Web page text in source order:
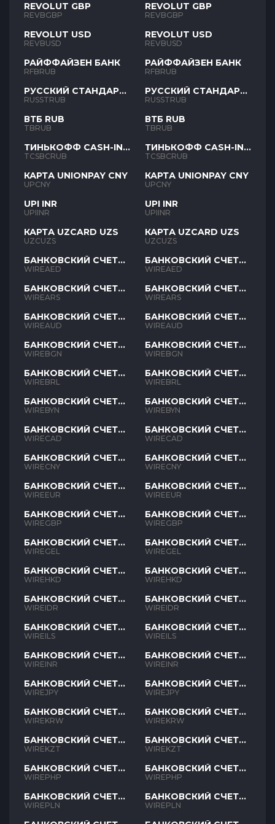
REVOLUT GBP
REVBGBP
REVOLUT USD
REVBUSD
РАЙФФАЙЗЕН БАНК
RFBRUB
РУССКИЙ СТАНДАРТ
RUB
RUSSTRUB
ВТБ RUB
TBRUB
ТИНЬКОФФ CASH-IN
RUB
TCSBCRUB
КАРТА UNIONPAY CNY
UPCNY
UPI INR
UPIINR
КАРТА UZCARD UZS
UZCUZS
БАНКОВСКИЙ СЧЕТ
AED
WIREAED
БАНКОВСКИЙ СЧЕТ
ARS
WIREARS
БАНКОВСКИЙ СЧЕТ
AUD
WIREAUD
БАНКОВСКИЙ СЧЕТ
BGN
WIREBGN
БАНКОВСКИЙ СЧЕТ
BRL
WIREBRL
БАНКОВСКИЙ СЧЕТ
BYN
WIREBYN
БАНКОВСКИЙ СЧЕТ
CAD
WIRECAD
БАНКОВСКИЙ СЧЕТ
CNY
WIRECNY
БАНКОВСКИЙ СЧЕТ
EUR
WIREEUR
БАНКОВСКИЙ СЧЕТ
GBP
WIREGBP
БАНКОВСКИЙ СЧЕТ
GEL
WIREGEL
БАНКОВСКИЙ СЧЕТ
HKD
WIREHKD
БАНКОВСКИЙ СЧЕТ
IDR
WIREIDR
БАНКОВСКИЙ СЧЕТ
ILS
WIREILS
БАНКОВСКИЙ СЧЕТ
INR
WIREINR
БАНКОВСКИЙ СЧЕТ
JPY
WIREJPY
БАНКОВСКИЙ СЧЕТ
KRW
WIREKRW
БАНКОВСКИЙ СЧЕТ
KZT
WIREKZT
БАНКОВСКИЙ СЧЕТ
PHP
WIREPHP
БАНКОВСКИЙ СЧЕТ
PLN
WIREPLN
REVOLUT GBP
REVBGBP
REVOLUT USD
REVBUSD
РАЙФФАЙЗЕН БАНК
RFBRUB
РУССКИЙ СТАНДАРТ
RUB
RUSSTRUB
ВТБ RUB
TBRUB
ТИНЬКОФФ CASH-IN
RUB
TCSBCRUB
КАРТА UNIONPAY CNY
UPCNY
UPI INR
UPIINR
КАРТА UZCARD UZS
UZCUZS
БАНКОВСКИЙ СЧЕТ
AED
WIREAED
БАНКОВСКИЙ СЧЕТ
ARS
WIREARS
БАНКОВСКИЙ СЧЕТ
AUD
WIREAUD
БАНКОВСКИЙ СЧЕТ
BGN
WIREBGN
БАНКОВСКИЙ СЧЕТ
BRL
WIREBRL
БАНКОВСКИЙ СЧЕТ
BYN
WIREBYN
БАНКОВСКИЙ СЧЕТ
CAD
WIRECAD
БАНКОВСКИЙ СЧЕТ
CNY
WIRECNY
БАНКОВСКИЙ СЧЕТ
EUR
WIREEUR
БАНКОВСКИЙ СЧЕТ
GBP
WIREGBP
БАНКОВСКИЙ СЧЕТ
GEL
WIREGEL
БАНКОВСКИЙ СЧЕТ
HKD
WIREHKD
БАНКОВСКИЙ СЧЕТ
IDR
WIREIDR
БАНКОВСКИЙ СЧЕТ
ILS
WIREILS
БАНКОВСКИЙ СЧЕТ
INR
WIREINR
БАНКОВСКИЙ СЧЕТ
JPY
WIREJPY
БАНКОВСКИЙ СЧЕТ
KRW
WIREKRW
БАНКОВСКИЙ СЧЕТ
KZT
WIREKZT
БАНКОВСКИЙ СЧЕТ
PHP
WIREPHP
БАНКОВСКИЙ СЧЕТ
PLN
WIREPLN